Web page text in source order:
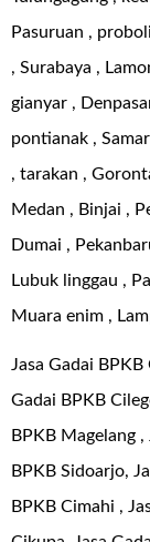
Pasuruan ,
, Surabaya ,
gianyar ,
pontianak ,
, tarakan ,
Medan , Binjai ,
Dumai ,
Lubuk linggau ,
Muara enim ,
Jasa Gadai
Gadai BPKB
BPKB Magelang
BPKB Sidoarjo,
BPKB Cimahi ,